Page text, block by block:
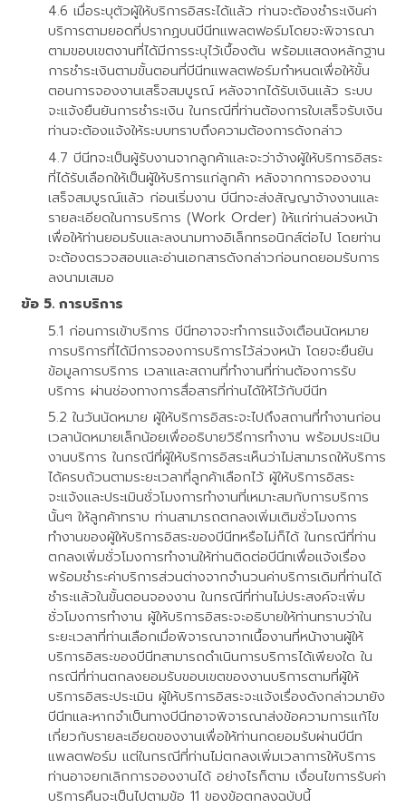
เมื่อระบุตัวผู้ให้บริการอิสระได้แล้ว ท่านจะต้องชำระเงินค่า
บริการตามยอดที่ปรากฏบนบีนีทแพลตฟอร์มโดยจะพิจารณา
ตามขอบเขตงานที่ได้มีการระบุไว้เบื้องต้น พร้อมแสดงหลักฐาน
การชำระเงินตามขั้นตอนที่บีนีทแพลตฟอร์มกำหนดเพื่อให้ขั้น
ตอนการจองงานเสร็จสมบูรณ์ หลังจากได้รับเงินแล้ว ระบบ
จะแจ้งยืนยันการชำระเงิน ในกรณีที่ท่านต้องการใบเสร็จรับเงิน
ท่านจะต้องแจ้งให้ระบบทราบถึงความต้องการดังกล่าว
บีนีทจะเป็นผู้รับงานจากลูกค้าและจะว่าจ้างผู้ให้บริการอิสระ
ที่ได้รับเลือกให้เป็นผู้ให้บริการแก่ลูกค้า หลังจากการจองงาน
เสร็จสมบูรณ์แล้ว ก่อนเริ่มงาน บีนีทจะส่งสัญญาจ้างงานและ
รายละเอียดในการบริการ (Work Order) ให้แก่ท่านล่วงหน้า
เพื่อให้ท่านยอมรับและลงนามทางอิเล็กทรอนิกส์ต่อไป โดยท่าน
จะต้องตรวจสอบและอ่านเอกสารดังกล่าวก่อนกดยอมรับการ
ลงนามเสมอ
การบริการ
ก่อนการเข้าบริการ บีนีทอาจจะทำการแจ้งเตือนนัดหมาย
การบริการที่ได้มีการจองการบริการไว้ล่วงหน้า โดยจะยืนยัน
ข้อมูลการบริการ เวลาและสถานที่ทำงานที่ท่านต้องการรับ
บริการ ผ่านช่องทางการสื่อสารที่ท่านได้ให้ไว้กับบีนีท
ในวันนัดหมาย ผู้ให้บริการอิสระจะไปถึงสถานที่ทำงานก่อน
เวลานัดหมายเล็กน้อยเพื่ออธิบายวิธีการทำงาน พร้อมประเมิน
งานบริการ ในกรณีที่ผู้ให้บริการอิสระเห็นว่าไม่สามารถให้บริการ
ได้ครบถ้วนตามระยะเวลาที่ลูกค้าเลือกไว้ ผู้ให้บริการอิสระ
จะแจ้งและประเมินชั่วโมงการทำงานที่เหมาะสมกับการบริการ
นั้นๆ ให้ลูกค้าทราบ ท่านสามารถตกลงเพิ่มเติมชั่วโมงการ
ทำงานของผู้ให้บริการอิสระของบีนีทหรือไม่ก็ได้ ในกรณีที่ท่าน
ตกลงเพิ่มชั่วโมงการทำงานให้ท่านติดต่อบีนีทเพื่อแจ้งเรื่อง
พร้อมชำระค่าบริการส่วนต่างจากจำนวนค่าบริการเดิมที่ท่านได้
ชำระแล้วในขั้นตอนจองงาน ในกรณีที่ท่านไม่ประสงค์จะเพิ่ม
ชั่วโมงการทำงาน ผู้ให้บริการอิสระจะอธิบายให้ท่านทราบว่าใน
ระยะเวลาที่ท่านเลือกเมื่อพิจารณาจากเนื้องานที่หน้างานผู้ให้
บริการอิสระของบีนีทสามารถดำเนินการบริการได้เพียงใด ใน
กรณีที่ท่านตกลงยอมรับขอบเขตของงานบริการตามที่ผู้ให้
บริการอิสระประเมิน ผู้ให้บริการอิสระจะแจ้งเรื่องดังกล่าวมายัง
บีนีทและหากจำเป็นทางบีนีทอาจพิจารณาส่งข้อความการแก้ไข
เกี่ยวกับรายละเอียดของงานเพื่อให้ท่านกดยอมรับผ่านบีนีท
แพลตฟอร์ม แต่ในกรณีที่ท่านไม่ตกลงเพิ่มเวลาการให้บริการ
ท่านอาจยกเลิกการจองงานได้ อย่างไรก็ตาม เงื่อนไขการรับค่า
บริการคืนจะเป็นไปตามข้อ 11 ของข้อตกลงฉบับนี้